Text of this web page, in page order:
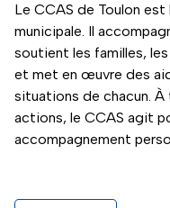
Le CCAS de Toulon
municipale. Il
soutient les familles,
et met en œuvre des
situations de chacun.
actions, le CCAS agit
accompagnement